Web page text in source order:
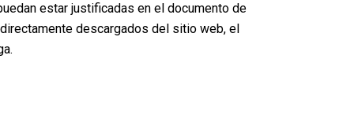
estar justificadas en el documento de
descargados del sitio web, el